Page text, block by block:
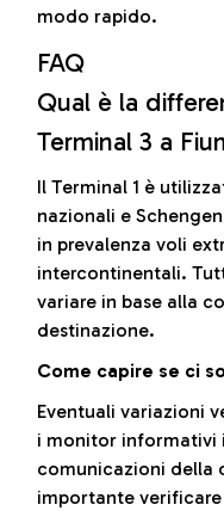
modo rapido.
FAQ
Qual è la
Terminal 3 a
Il Terminal 1 è
nazionali e
in prevalenza voli
intercontinentali.
variare in base alla
destinazione.
Come capire se ci
Eventuali variazioni
i monitor informativi
comunicazioni della
importante